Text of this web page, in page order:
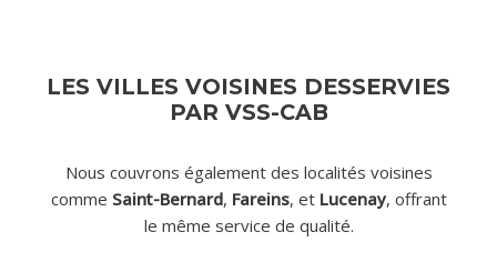
LES VILLES VOISINES DESSERVIES
PAR VSS-CAB
Nous couvrons également des localités voisines
comme Saint-Bernard, Fareins, et Lucenay, offrant
le même service de qualité.